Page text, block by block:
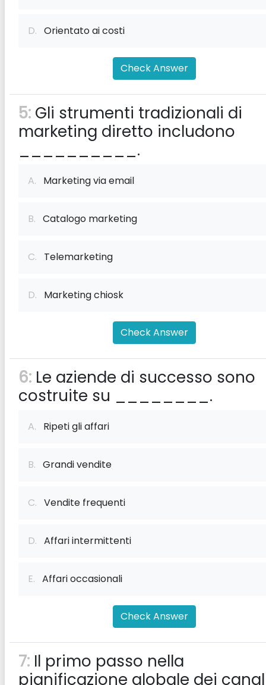
D. Orientato ai costi
Check Answer
5: Gli strumenti tradizionali di
marketing diretto includono
__________.
A. Marketing via email
B. Catalogo marketing
C. Telemarketing
D. Marketing chiosk
Check Answer
6: Le aziende di successo sono
costruite su ________.
A. Ripeti gli affari
B. Grandi vendite
C. Vendite frequenti
D. Affari intermittenti
E. Affari occasionali
Check Answer
7: Il primo passo nella
pianificazione globale dei